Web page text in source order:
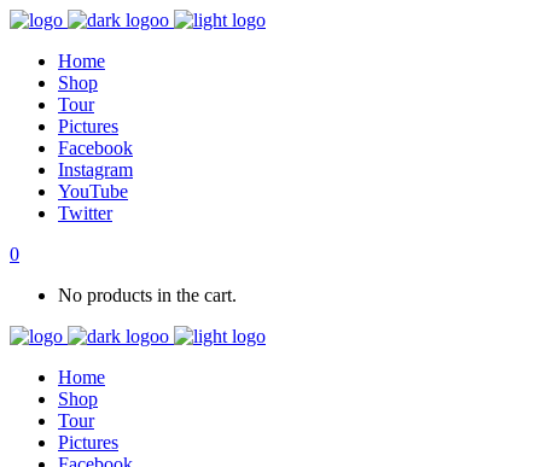
Home
Shop
Tour
Pictures
Facebook
Instagram
YouTube
Twitter
0
No products in the cart.
Home
Shop
Tour
Pictures